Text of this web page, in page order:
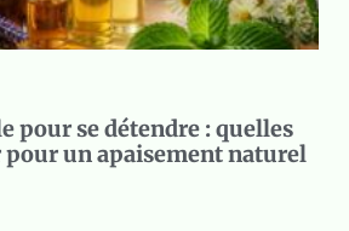
pour se détendre : quelles
un apaisement naturel